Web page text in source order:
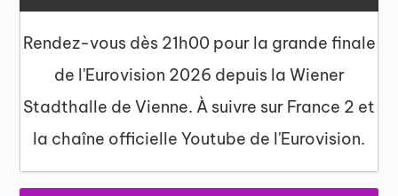
Rendez-vous dès 21h00 pour la grande finale
de l'Eurovision 2026 depuis la Wiener
Stadthalle de Vienne. À suivre sur France 2 et
la chaîne officielle Youtube de l'Eurovision.